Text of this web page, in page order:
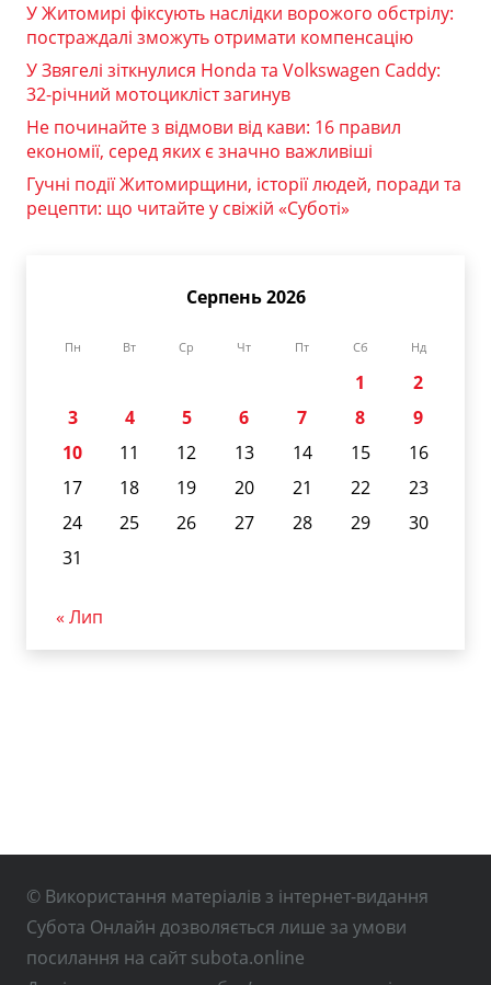
У Житомирі фіксують наслідки ворожого обстрілу:
постраждалі зможуть отримати компенсацію
У Звягелі зіткнулися Honda та Volkswagen Caddy:
32-річний мотоцикліст загинув
Не починайте з відмови від кави: 16 правил
економії, серед яких є значно важливіші
Гучні події Житомирщини, історії людей, поради та
рецепти: що читайте у свіжій «Суботі»
Серпень 2026
Пн Вт Ср Чт Пт Сб Нд
1
2
3
4 5 6 7 8
9
10
11 12 13 14 15
16
17
18 19 20 21 22
23
24
25 26 27 28 29
30
31
« Лип
© Використання матеріалів з інтернет-видання
Субота Онлайн дозволяється лише за умови
посилання на сайт subota.online